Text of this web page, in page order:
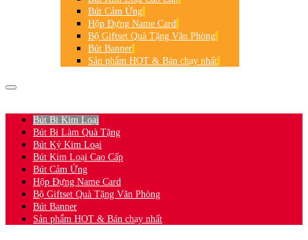
Bút Cảm Ứng
Hộp Đựng Name Card
Bộ Giftset Quà Tặng Văn Phòng
Bút Banner
Sản phẩm HOT & Bán chạy nhất
Bút Bi Kim Loại
Bút Bi Làm Quà Tặng
Bút Ký Kim Loại
Bút Kim Loại Cao Cấp
Bút Cảm Ứng
Hộp Đựng Name Card
Bộ Giftset Quà Tặng Văn Phòng
Bút Banner
Sản phẩm HOT & Bán chạy nhất